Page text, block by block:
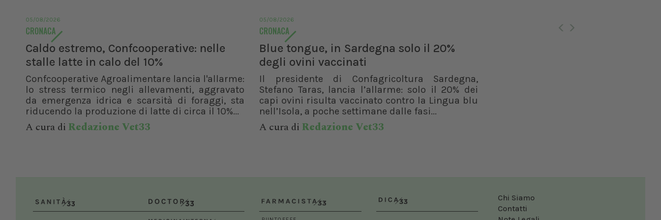
05/08/2026
CRONACA
Caldo estremo, Confcooperative: nelle
stalle latte in calo del 10%
Confcooperative Agroalimentare lancia l'allarme:
lo stress termico negli allevamenti, aggravato
da emergenza idrica e scarsità di foraggi, sta
riducendo la produzione di latte di circa il 10%...
A cura di Redazione Vet33
05/08/2026
CRONACA
Blue tongue, in Sardegna solo il 20%
degli ovini vaccinati
Il presidente di Confagricoltura Sardegna,
Stefano Taras, lancia l’allarme: solo il 20% dei
capi ovini risulta vaccinato contro la Lingua blu
nell’Isola, a poche settimane dalle fasi...
A cura di Redazione Vet33
Chi Siamo
Contatti